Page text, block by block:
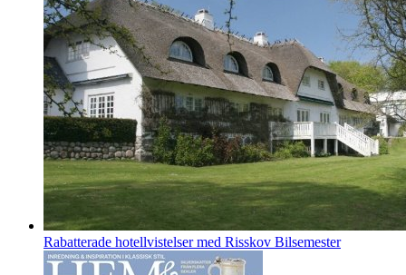
Rabatterade hotellvistelser med Risskov Bilsemester